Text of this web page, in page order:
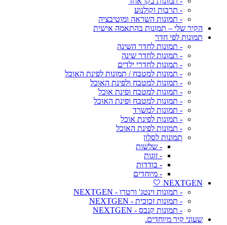
- תרבות וקולנוע
- תמונות השראה ומוטיבציה
הקיר שלי – תמונות בהתאמה אישית
תמונות לפי חדר
- תמונות לחדר השינה
- תמונות לחדר שינה
- תמונות לחדרי ילדים
- תמונות למטבח / תמונות לפינת האוכל
- תמונות למטבח ולפינת האוכל
- תמונות למטבח ופינת אוכל
- תמונות למטבח ופינת האוכל
- תמונות למשרד
- תמונות לפינת אוכל
- תמונות לפינת האוכל
תמונות לסלון
- שלשות
- זוגות
- בודדות
- מיוחדים
NEXTGEN 🤍
- תמונות וינטג' ורטרו - NEXTGEN
- תמונות זכוכית - NEXTGEN
- תמונות קנבס - NEXTGEN
שעוני קיר מיוחדים.